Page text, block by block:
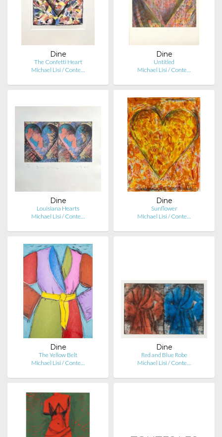
Dine
The Confetti Heart
Michael Lisi / Conte…
Dine
Untitled
Michael Lisi / Conte…
Dine
Louisiana Hearts
Michael Lisi / Conte…
Dine
Sunflower
Michael Lisi / Conte…
Dine
The Yellow Belt
Michael Lisi / Conte…
Dine
Red and Blue Robe
Michael Lisi / Conte…